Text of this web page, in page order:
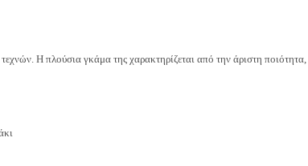
Η πλούσια γκάμα της χαρακτηρίζεται από την άριστη